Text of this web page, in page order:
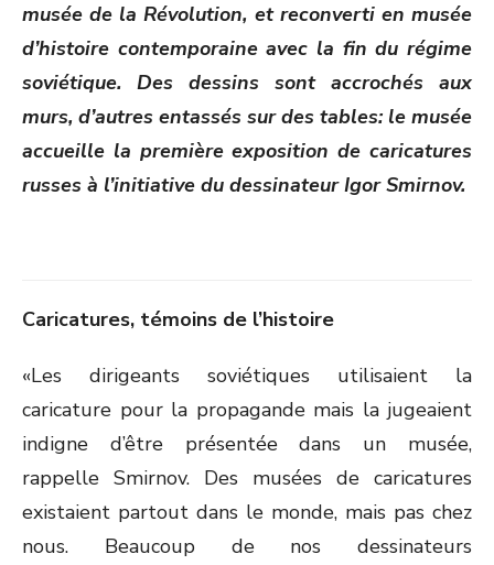
musée de la Révolution, et reconverti en musée
d’histoire contemporaine avec la fin du régime
soviétique. Des dessins sont accrochés aux
murs, d’autres entassés sur des tables: le musée
accueille la première exposition de caricatures
russes à l’initiative du dessinateur Igor Smirnov.
Caricatures, témoins de l’histoire
«Les dirigeants soviétiques utilisaient la
caricature pour la propagande mais la jugeaient
indigne d’être présentée dans un musée,
rappelle Smirnov. Des musées de caricatures
existaient partout dans le monde, mais pas chez
nous. Beaucoup de nos dessinateurs